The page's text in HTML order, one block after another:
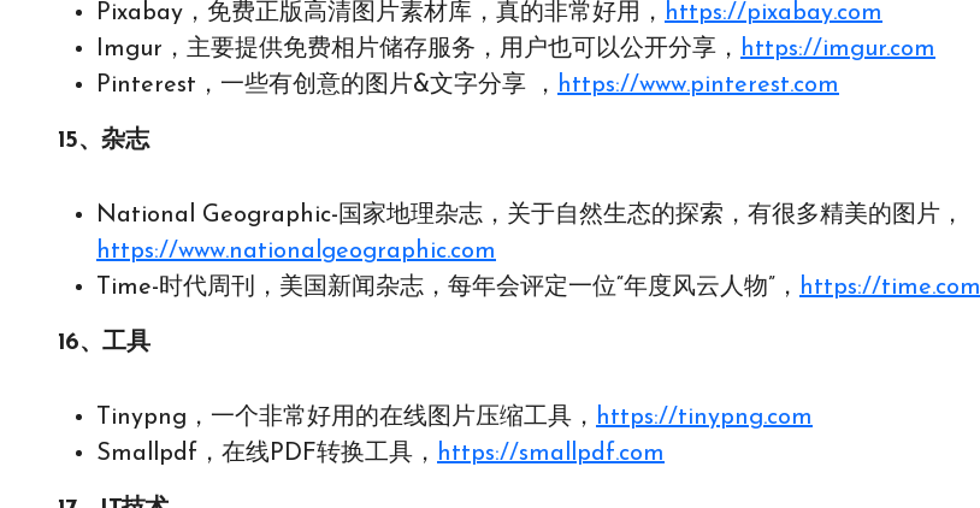
Pixabay，免费正版高清图片素材库，真的非常好用， https://pixabay.com
Imgur，主要提供免费相片储存服务，用户也可以公开分享， https://imgur.com
Pinterest，一些有创意的图片&文字分享 ， https://www.pinterest.com
15、杂志
National Geographic-国家地理杂志，关于自然生态的探索，有很多精美的图片，
https://www.nationalgeographic.com
Time-时代周刊，美国新闻杂志，每年会评定一位“年度风云人物”， https://time.com
16、工具
Tinypng，一个非常好用的在线图片压缩工具， https://tinypng.com
Smallpdf，在线PDF转换工具， https://smallpdf.com